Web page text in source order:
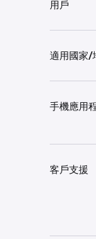
用戶
適用國家/
手機應用
客戶支援